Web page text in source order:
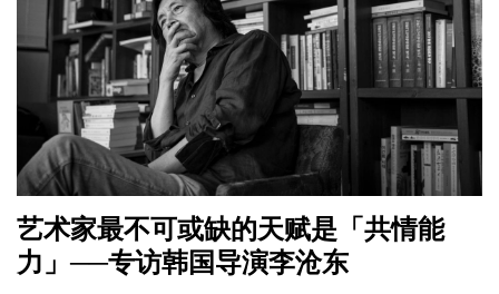
艺术家最不可或缺的天赋是「共情能
力」──专访韩国导演李沧东